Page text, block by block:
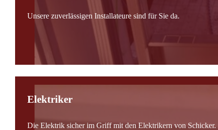
Unsere zuverlässigen Installateure sind für Sie da.
Elektriker
Die Elektrik sicher im Griff mit den Elektrikern von Schicker.